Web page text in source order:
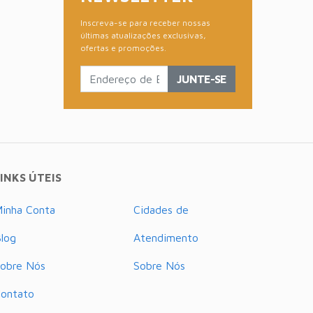
Inscreva-se para receber nossas
últimas atualizações exclusivas,
ofertas e promoções.
JUNTE-SE
ÚTEIS
Conta
Nós
Cidades de
Atendimento
Sobre Nós